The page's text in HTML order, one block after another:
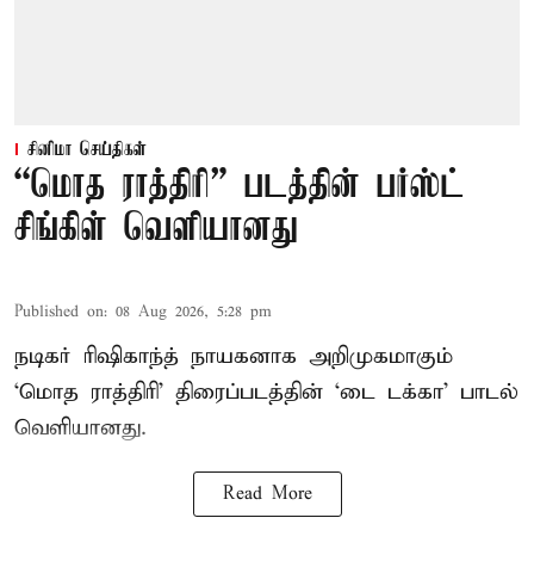
சினிமா செய்திகள்
“மொத ராத்திரி” படத்தின் பர்ஸ்ட்
சிங்கிள் வெளியானது
Published on: 08 Aug 2026, 5:28 pm
நடிகர் ரிஷிகாந்த் நாயகனாக அறிமுகமாகும்
‘மொத ராத்திரி’ திரைப்படத்தின் ‘டை டக்கா’ பாடல்
வெளியானது.
Read More